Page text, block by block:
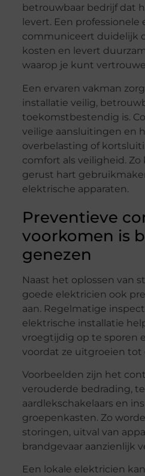
betrouwbaar bedrijf dat
levert. Een professionele
communiceert duidelijk
kosten en levert
waarop je kunt
Een ervaren vakman
installatie veilig,
toekomstbestendig is.
veilige aansluitingen en
overbelasting of
comfort als veiligheid.
gerust hart
elektrische apparaten.
Preventieve
voorkomen is
genezen
Naast het oplossen van
goede elektricien ook
aan. Regelmatige
elektrische installatie
vroegtijdig op te sporen
voordat ze uitgroeien tot
Voorbeelden zijn het
verouderde bedrading,
aardlekschakelaars en
groepenkasten. Zo
storingen, uitval van
brandgevaar aanzienlijk
Een lokale elektricien